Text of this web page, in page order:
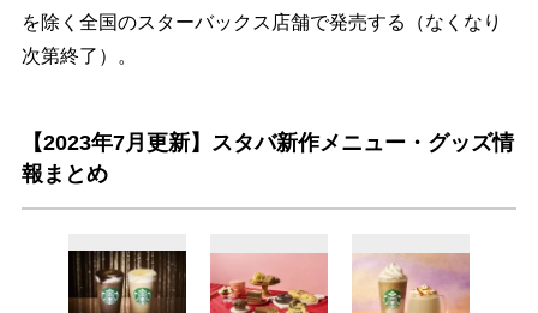
を除く全国のスターバックス店舗で発売する（なくなり
次第終了）。
【2023年7月更新】スタバ新作メニュー・グッズ情
報まとめ